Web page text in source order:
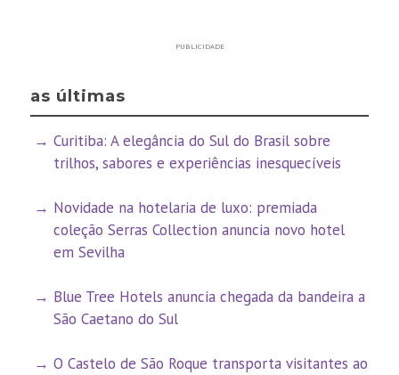
PUBLICIDADE
as últimas
Curitiba: A elegância do Sul do Brasil sobre
trilhos, sabores e experiências inesquecíveis
Novidade na hotelaria de luxo: premiada
coleção Serras Collection anuncia novo hotel
em Sevilha
Blue Tree Hotels anuncia chegada da bandeira a
São Caetano do Sul
O Castelo de São Roque transporta visitantes ao